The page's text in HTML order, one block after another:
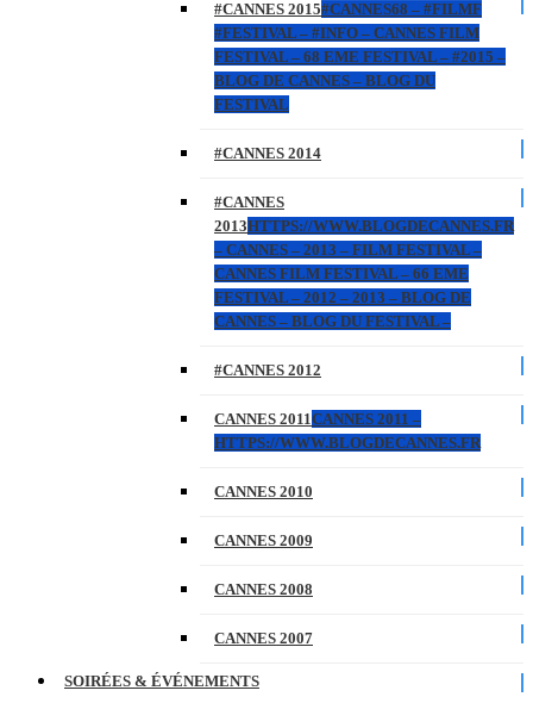
#CANNES 2015#CANNES68 – #FILMF
#FESTIVAL – #INFO – CANNES FILM
FESTIVAL – 68 EME FESTIVAL – #2015 –
BLOG DE CANNES – BLOG DU
FESTIVAL
#CANNES 2014
#CANNES
2013HTTPS://WWW.BLOGDECANNES.FR
– CANNES – 2013 – FILM FESTIVAL –
CANNES FILM FESTIVAL – 66 EME
FESTIVAL – 2012 – 2013 – BLOG DE
CANNES – BLOG DU FESTIVAL –
#CANNES 2012
CANNES 2011CANNES 2011 –
HTTPS://WWW.BLOGDECANNES.FR
CANNES 2010
CANNES 2009
CANNES 2008
CANNES 2007
SOIRÉES & ÉVÉNEMENTS